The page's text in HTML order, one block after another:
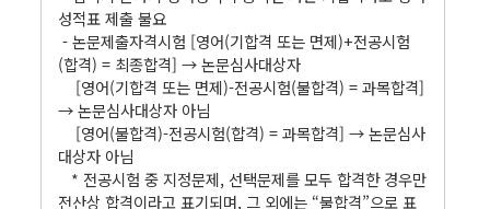
성적표 제출 불요
- 논문제출자격시험 [영어(기합격 또는 면제)+전공시험
(합격) = 최종합격] → 논문심사대상자
[영어(기합격 또는 면제)-전공시험(불합격) = 과목합격]
→ 논문심사대상자 아님
[영어(불합격)-전공시험(합격) = 과목합격] → 논문심사
대상자 아님
* 전공시험 중 지정문제, 선택문제를 모두 합격한 경우만
전산상 합격이라고 표기되며, 그 외에는 “불합격”으로 표